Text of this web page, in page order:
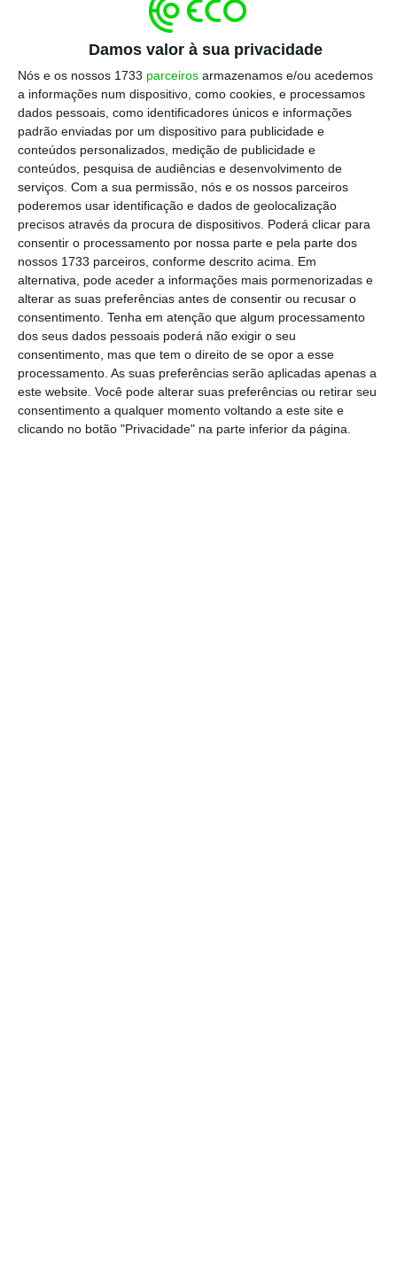
Damos valor à sua privacidade
Nós e os nossos 1733 parceiros armazenamos e/ou acedemos
a informações num dispositivo, como cookies, e processamos
dados pessoais, como identificadores únicos e informações
padrão enviadas por um dispositivo para publicidade e
conteúdos personalizados, medição de publicidade e
conteúdos, pesquisa de audiências e desenvolvimento de
serviços. Com a sua permissão, nós e os nossos parceiros
poderemos usar identificação e dados de geolocalização
precisos através da procura de dispositivos. Poderá clicar para
consentir o processamento por nossa parte e pela parte dos
nossos 1733 parceiros, conforme descrito acima. Em
alternativa, pode aceder a informações mais pormenorizadas e
alterar as suas preferências antes de consentir ou recusar o
consentimento. Tenha em atenção que algum processamento
dos seus dados pessoais poderá não exigir o seu
consentimento, mas que tem o direito de se opor a esse
processamento. As suas preferências serão aplicadas apenas a
este website. Você pode alterar suas preferências ou retirar seu
consentimento a qualquer momento voltando a este site e
clicando no botão "Privacidade" na parte inferior da página.
cenoura, banana, maçã, laranja, arroz,
esparguete, açúcar, leite, queijo ou manteiga.
O peixe foi a categoria de alimentos que mais
beneficiou com a medida do Governo: de 34,87
euros passaram a custar 26,95 euros, o que
equivale a uma descida de 22,72% (ou seja,
menos 7,92 euros). Seguem-se os congelados,
cujo preço baixou 13,94% (menos 50
cêntimos), custando agora 3,09 euros.
Nos produtos de mercearia, o preço baixou
2,38 euros (-10,67%) desde a isenção do IVA,
para 19,92 euros, enquanto os laticínios
tiveram uma redução de 9,88% (ou 1,39 euros)
e custam, atualmente, 12,70 euros. A queda
do preço da carne foi de 3,80% até 6 de
setembro, tendo agora um peso de cerca de